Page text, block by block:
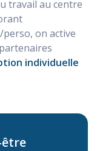
travail au centre
on active
individuelle